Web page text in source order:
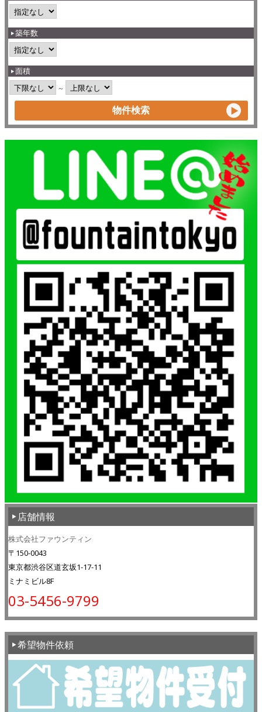
築年数
面積
～
店舗情報
株式会社ファウンティン
〒150-0043
東京都渋谷区道玄坂1-17-11
ミナミビル8F
03-5456-9799
希望物件依頼